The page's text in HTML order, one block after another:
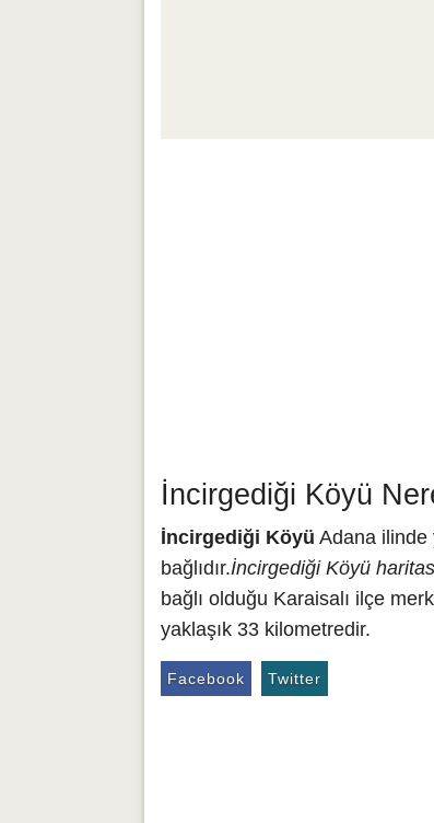
İncirgediği Köyü
İncirgediği Köyü Adana ilinde
bağlıdır.İncirgediği Köyü
bağlı olduğu Karaisalı ilçe
yaklaşık 33 kilometredir.
Facebook Twitter